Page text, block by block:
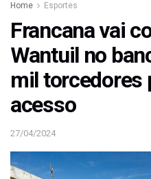
Home Esportes
Francana vai
Wantuil no
mil torcedores
acesso
27/04/2024